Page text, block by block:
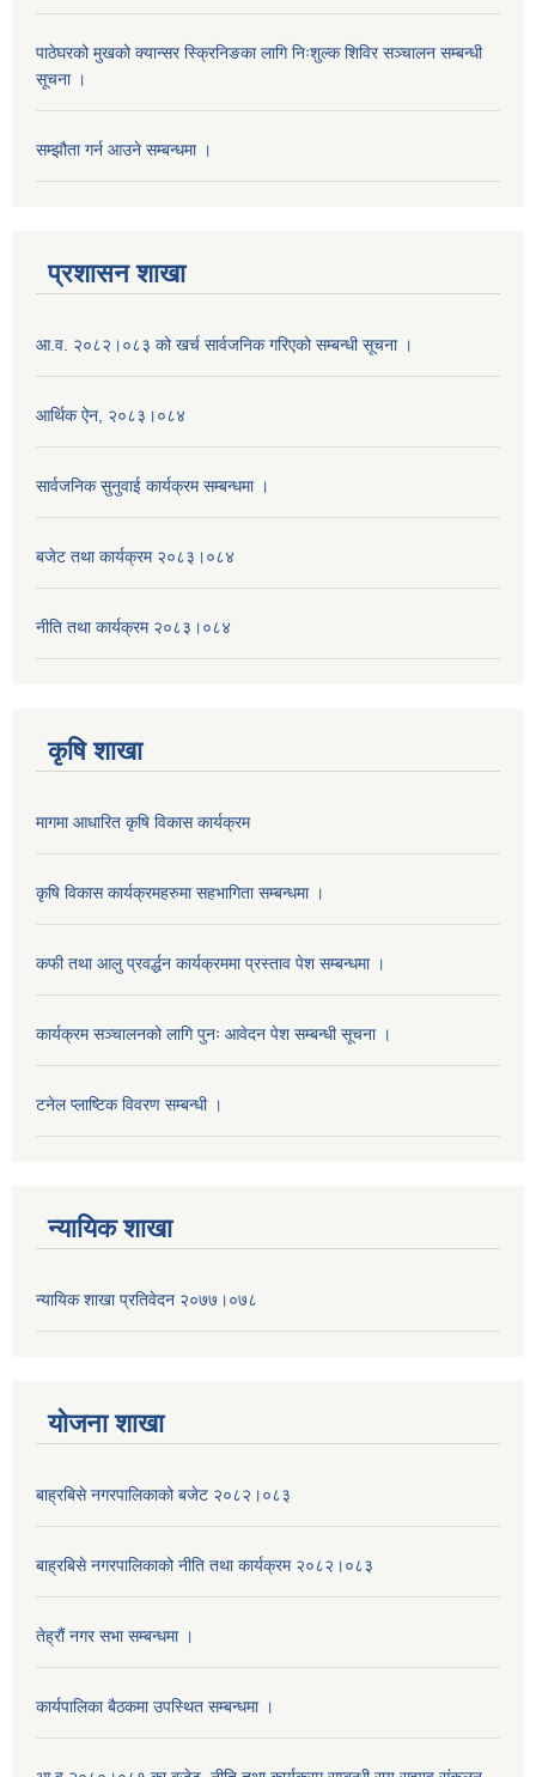
पाठेघरको मुखको क्यान्सर स्क्रिनिङका लागि निःशुल्क शिविर सञ्चालन सम्बन्धी
सूचना ।
सम्झौता गर्न आउने सम्बन्धमा ।
प्रशासन शाखा
आ.व. २०८२।०८३ को खर्च सार्वजनिक गरिएको सम्बन्धी सूचना ।
आर्थिक ऐन, २०८३।०८४
सार्वजनिक सुनुवाई कार्यक्रम सम्बन्धमा ।
बजेट तथा कार्यक्रम २०८३।०८४
नीति तथा कार्यक्रम २०८३।०८४
कृषि शाखा
मागमा आधारित कृषि विकास कार्यक्रम
कृषि विकास कार्यक्रमहरुमा सहभागिता सम्बन्धमा ।
कफी तथा आलु प्रवर्द्धन कार्यक्रममा प्रस्ताव पेश सम्बन्धमा ।
कार्यक्रम सञ्चालनको लागि पुनः आवेदन पेश सम्बन्धी सूचना ।
टनेल प्लाष्टिक विवरण सम्बन्धी ।
न्यायिक शाखा
न्यायिक शाखा प्रतिवेदन २०७७।०७८
याेजना शाखा
बाह्रबिसे नगरपालिकाको बजेट २०८२।०८३
बाह्रबिसे नगरपालिकाको नीति तथा कार्यक्रम २०८२।०८३
तेह्रौं नगर सभा सम्बन्धमा ।
कार्यपालिका बैठकमा उपस्थित सम्बन्धमा ।